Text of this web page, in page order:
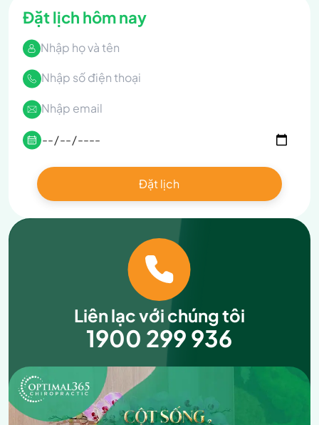
Đặt lịch hôm nay
Liên lạc với chúng tôi
1900 299 936